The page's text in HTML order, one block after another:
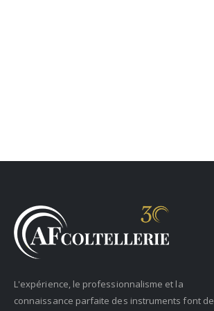
L'expérience, le professionnalisme et la
connaissance parfaite des instruments font de